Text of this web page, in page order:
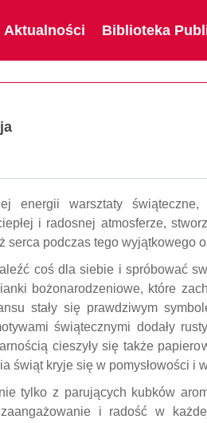
Aktualności Biblioteka
energii warsztaty
i radosnej atmosferze,
serca podczas tego wyjątkowego
coś dla siebie i spróbować
bożonarodzeniowe, które
stały się prawdziwym
świątecznymi dodały
cieszyły się także
świąt kryje się w pomysłowości i
nie tylko z parujących kubków
zaangażowanie i radość w